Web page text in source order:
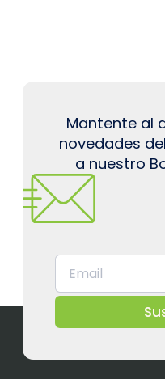
Mantente al
novedades
a nuestro